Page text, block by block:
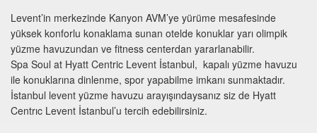
Levent’in merkezinde Kanyon AVM’ye yürüme mesafesinde
yüksek konforlu konaklama sunan otelde konuklar yarı olimpik
yüzme havuzundan ve fitness centerdan yararlanabilir.
Spa Soul at Hyatt Centric Levent İstanbul, kapalı yüzme havuzu
ile konuklarına dinlenme, spor yapabilme imkanı sunmaktadır.
İstanbul levent yüzme havuzu arayışındaysanız siz de Hyatt
Centrıc Levent İstanbul’u tercih edebilirsiniz.